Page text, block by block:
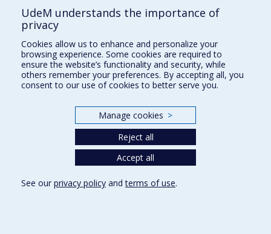
Comment soutenir le Département?
BESOIN D'AIDE?
Plan du site
Signaler une erreur
Accessibilité
Nos départements et écoles
UdeM understands the importance of
privacy
Cookies allow us to enhance and personalize your
browsing experience. Some cookies are required to
ensure the website’s functionality and security, while
others remember your preferences. By accepting all, you
consent to our use of cookies to better serve you.
Manage cookies >
Reject all
Accept all
See our privacy policy andterms of use.